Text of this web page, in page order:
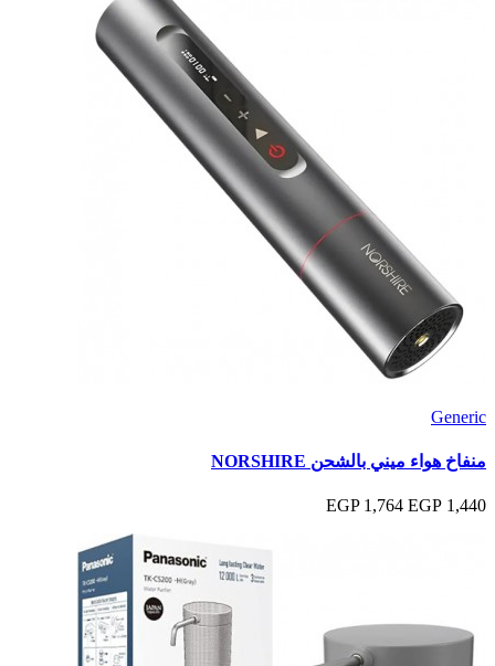
Generic
منفاخ هواء ميني بالشحن NORSHIRE
1,440 EGP
1,764 EGP